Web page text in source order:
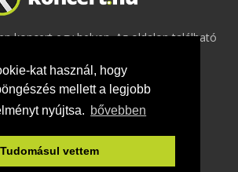
kat használ, hogy
mellett a legjobb
nyújtsa. bővebben
Tudomásul vettem
koncert egy helyen. Az oldalon található
-ÁSZF-Felhasználási
- Kapcsolat és üzenet küldés